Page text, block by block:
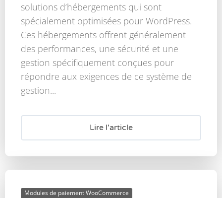
solutions d’hébergements qui sont
spécialement optimisées pour WordPress.
Ces hébergements offrent généralement
des performances, une sécurité et une
gestion spécifiquement conçues pour
répondre aux exigences de ce système de
gestion...
Lire l'article
Modules de paiement WooCommerce